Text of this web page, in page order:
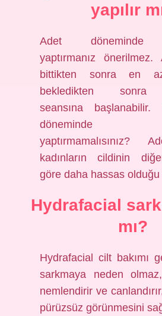
yapılır
Adet döneminde
yaptırmanız
bittikten sonra en
bekledikten sonra
seansına
döneminde
yaptırmamalısınız?
kadınların cildinin
göre daha hassas
Hydrafacial
mı?
Hydrafacial cilt bakımı
sarkmaya neden
nemlendirir ve
pürüzsüz görünmesini